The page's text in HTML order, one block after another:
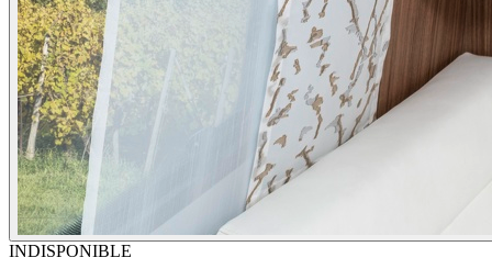
INDISPONIBLE